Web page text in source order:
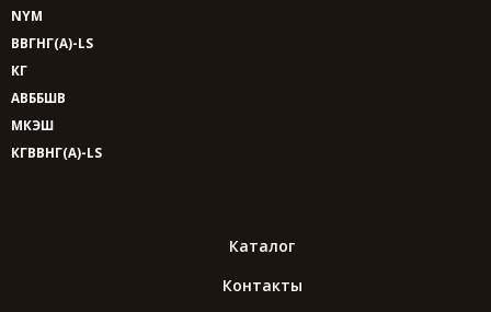
NYM
ВВГНГ(A)-LS
КГ
АВББШВ
МКЭШ
КГВВНГ(A)-LS
Каталог
Контакты